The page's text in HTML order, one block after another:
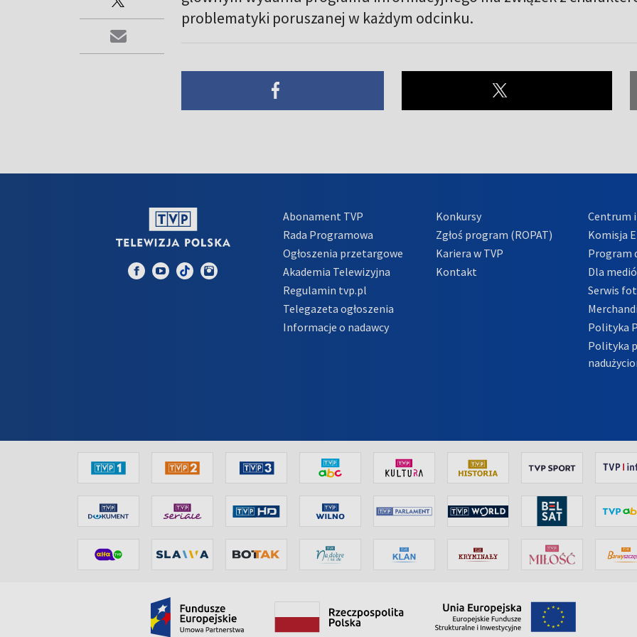
problematyki poruszanej w każdym odcinku.
Abonament TVP
Rada Programowa
Ogłoszenia przetargowe
Akademia Telewizyjna
Regulamin tvp.pl
Telegazeta ogłoszenia
Informacje o nadawcy
Konkursy
Zgłoś program (ROPAT)
Kariera w TVP
Kontakt
Centrum
Komisja
Program
Dla
Serwis
Polityka
Polityka